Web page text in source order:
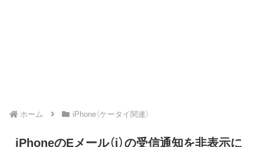
ホーム iPhone（ケータイ関連）
iPhoneのEメール（i）の受信通知を非表示に